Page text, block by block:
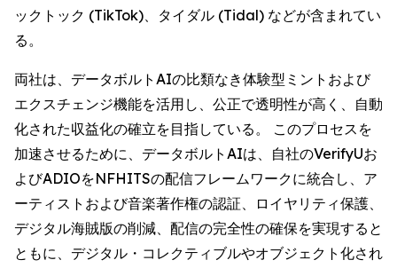
ックトック (TikTok)、タイダル (Tidal) などが含まれてい
る。
両社は、データボルトAIの比類なき体験型ミントおよび
エクスチェンジ機能を活用し、公正で透明性が高く、自動
化された収益化の確立を目指している。 このプロセスを
加速させるために、データボルトAIは、自社のVerifyUお
よびADIOをNFHITSの配信フレームワークに統合し、ア
ーティストおよび音楽著作権の認証、ロイヤリティ保護、
デジタル海賊版の削減、配信の完全性の確保を実現すると
ともに、デジタル・コレクティブルやオブジェクト化され